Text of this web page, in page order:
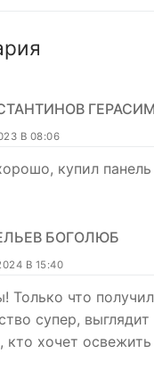
ГЕРАСИМ
В 08:06
купил
БОГОЛЮБ
В 15:40
Только что
супер,
кто хочет